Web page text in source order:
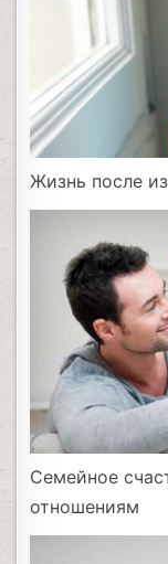
Жизнь после
Семейное
отношениям